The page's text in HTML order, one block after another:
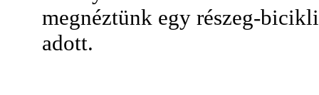
megnéztünk egy részeg-
adott.